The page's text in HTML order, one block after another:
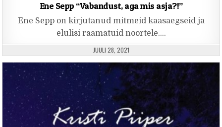
Ene Sepp “Vabandust, aga mis asja?!”
Ene Sepp on kirjutanud mitmeid kaasaegseid ja
elulisi raamatuid noortele….
PUBLISHED DATE:
JUULI 28, 2021